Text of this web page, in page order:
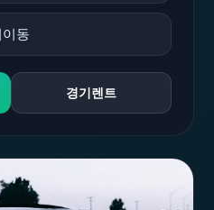
이동
경기렌트